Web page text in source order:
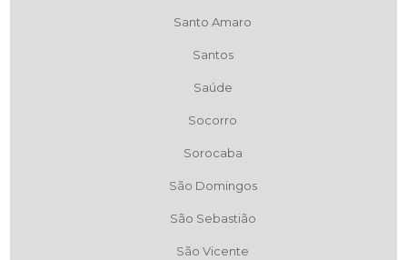
Santo Amaro
Santos
Saúde
Socorro
Sorocaba
São Domingos
São Sebastião
São Vicente